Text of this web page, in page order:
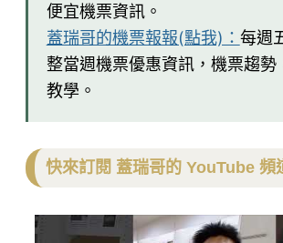
便宜機票資訊。
蓋瑞哥的機票報報(點我)： 每週
整當週機票優惠資訊，機票趨勢
教學。
快來訂閱 蓋瑞哥的 YouTube 頻